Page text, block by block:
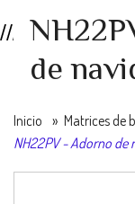
de
Inicio » Matrices de
NH22PV - Adorno de